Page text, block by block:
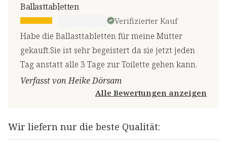
Ballasttabletten
Verifizierter Kauf
Habe die Ballasttabletten für meine Mutter
gekauft.Sie ist sehr begeistert da sie jetzt jeden
Tag anstatt alle 3 Tage zur Toilette gehen kann.
Verfasst von Heike Dörsam
Alle Bewertungen anzeigen
Wir liefern nur die beste Qualität: